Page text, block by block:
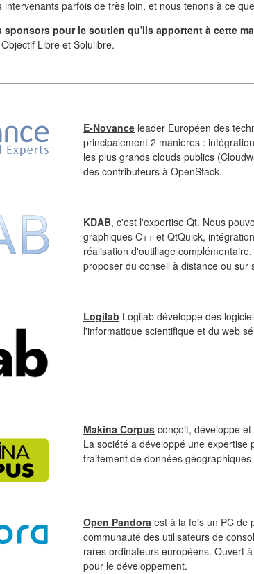
parfois de très loin, et nous tenons à ce
sponsors pour le soutien qu'ils apportent à cette
Libre et Solulibre.
E-Novance leader Européen des
principalement 2 manières :
les plus grands clouds publics
des contributeurs à OpenStack.
KDAB, c'est l'expertise Qt. Nous
graphiques C++ et QtQuick,
réalisation d'outillage
proposer du conseil à distance ou sur
Logilab Logilab développe des
l'informatique scientifique et du web
Makina Corpus conçoit, développe
La société a développé une
traitement de données
Open Pandora est à la fois un PC de
communauté des utilisateurs de
rares ordinateurs européens. Ouvert
pour le développement.